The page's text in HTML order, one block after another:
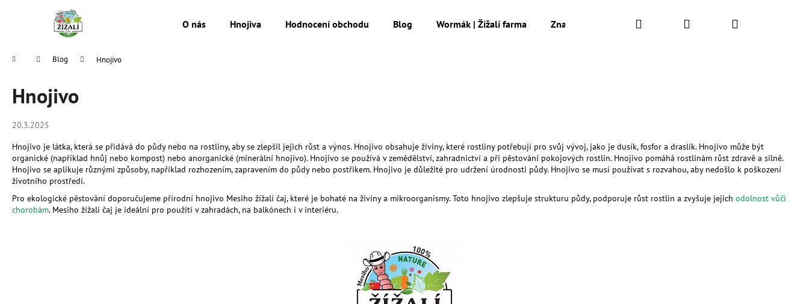
O nás Hnojiva Hodnocení obchodu Blog Wormák | Žížalí farma Značky Hledat PřihlášeníNákupní
Domů Blog Hnojivo
Hnojivo
20.3.2025
Hnojivo je látka, která se přidává do půdy nebo na rostliny, aby se zlepšil jejich růst a výnos. Hnojivo obsahuje živiny, které rostliny potřebují pro svůj vývoj, jako je dusík, fosfor a draslík. Hnojivo může být
organické (například hnůj nebo kompost) nebo anorganické (minerální hnojivo). Hnojivo se používá v zemědělství, zahradnictví a při pěstování pokojových rostlin. Hnojivo pomáhá rostlinám růst zdravě a silně.
Hnojivo se aplikuje různými způsoby, například rozhozením, zapravením do půdy nebo postřikem. Hnojivo je důležité pro udržení úrodnosti půdy. Hnojivo se musí používat s rozvahou, aby nedošlo k poškození
životního prostředí.
Pro ekologické pěstování doporučujeme přírodní hnojivo Mesiho žížalí čaj, které je bohaté na živiny a mikroorganismy. Toto hnojivo zlepšuje strukturu půdy, podporuje růst rostlin a zvyšuje jejich odolnost vůči
chorobám. Mesiho žížalí čaj je ideální pro použití v zahradách, na balkónech i v interiéru.
Zpět
Zpět
Doporučujeme
MESIHO ŽÍŽALÍ ČAJ S KOPŘIVOU A
BIOUHLÍKEM 20 LITRŮ